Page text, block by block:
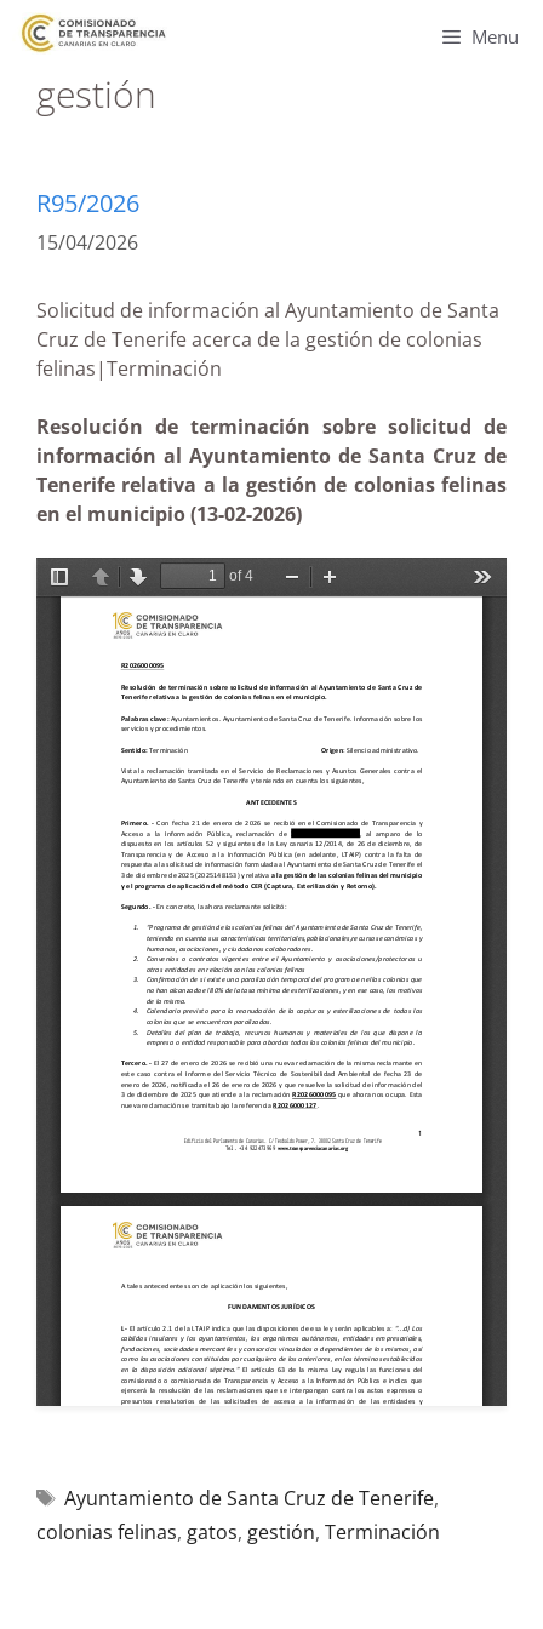
Menu
gestión
R95/2026
15/04/2026
Solicitud de información al Ayuntamiento de Santa
Cruz de Tenerife acerca de la gestión de colonias
felinas|Terminación
Resolución de terminación sobre solicitud de
información al Ayuntamiento de Santa Cruz de
Tenerife relativa a la gestión de colonias felinas
en el municipio (13-02-2026)
Ayuntamiento de Santa Cruz de Tenerife,
colonias felinas, gatos, gestión, Terminación